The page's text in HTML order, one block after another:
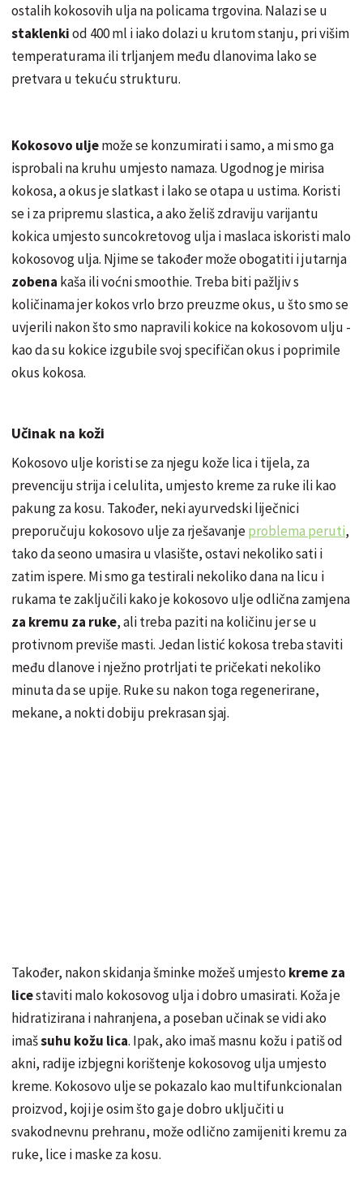
ostalih kokosovih ulja na policama trgovina. Nalazi se u
staklenkiod 400 ml i iako dolazi u krutom stanju, pri višim
temperaturama ili trljanjem među dlanovima lako se
pretvara u tekuću strukturu.
Kokosovo uljemože se konzumirati i samo, a mi smo ga
isprobali na kruhu umjesto namaza. Ugodnog je mirisa
kokosa, a okus je slatkast i lako se otapa u ustima. Koristi
se i za pripremu slastica, a ako želiš zdraviju varijantu
kokica umjestosuncokretovogulja i maslaca iskoristi malo
kokosovog ulja. Njime se također može obogatiti i jutarnja
zobena kaša ili voćni smoothie. Treba biti pažljiv s
količinama jer kokos vrlo brzo preuzme okus, u što smo se
uvjerili nakon što smo napravili kokice na kokosovom ulju -
kao da su kokice izgubile svoj specifičan okus i poprimile
okus kokosa.
Učinak na koži
Kokosovo ulje koristi se za njegu kože lica i tijela, za
prevenciju strija i celulita, umjesto kreme za ruke ili kao
pakung za kosu. Također, neki ayurvedski liječnici
preporučuju kokosovo ulje za rješavanjeproblema peruti,
tako da seono umasira u vlasište, ostavi nekoliko sati i
zatim ispere. Mi smo ga testirali nekoliko dana na licu i
rukama te zaključili kako je kokosovo ulje odlična zamjena
za kremu za ruke, ali treba paziti na količinu jer se u
protivnom previše masti. Jedan listić kokosa treba staviti
među dlanove i nježno protrljati te pričekati nekoliko
minutada seupije. Ruke su nakon toga regenerirane,
mekane, a nokti dobiju prekrasan sjaj.
Također, nakon skidanja šminke možeš umjesto kreme za
licestaviti malo kokosovog ulja i dobro umasirati. Koža je
hidratizirana i nahranjena, a poseban učinak se vidi ako
imašsuhu kožu lica. Ipak, ako imaš masnu kožu i patiš od
akni, radije izbjegni korištenje kokosovog ulja umjesto
kreme. Kokosovo ulje se pokazalo kao multifunkcionalan
proizvod, koji je osimštoga je dobro uključiti u
svakodnevnu prehranu, može odlično zamijeniti kremu za
ruke, lice i maske za kosu.